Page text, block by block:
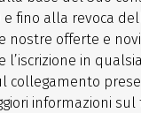
e fino alla revoca
nostre offerte e
l’iscrizione in
collegamento
informazioni